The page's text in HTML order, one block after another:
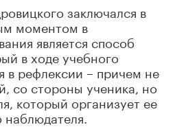
заключался в
моментом в
является способ
в ходе учебного
в рефлексии – причем не
со стороны ученика, но
который организует ее